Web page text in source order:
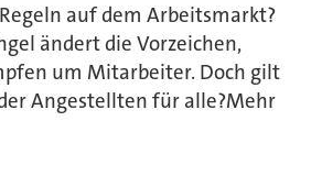
auf dem Arbeitsmarkt?
ändert die Vorzeichen,
um Mitarbeiter. Doch gilt
Angestellten für alle?Mehr